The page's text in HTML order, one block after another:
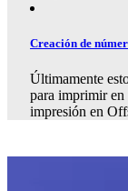
Creación de
Últimamente
para imprimir en
impresión en